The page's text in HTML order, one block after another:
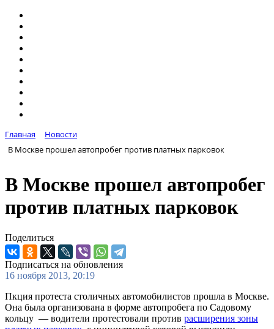
Главная
Новости
В Москве прошел автопробег против платных парковок
В Москве прошел автопробег
против платных парковок
Поделиться
Подписаться на обновления
16 ноября 2013, 20:19
Пкция протеста столичных автомобилистов прошла в Москве.
Она была организована в форме автопробега по Садовому
кольцу — водители протестовали против расширения зоны